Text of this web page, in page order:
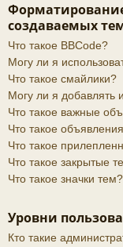
создаваемых
Что такое BBCode?
Могу ли я
Что такое смайлики?
Могу ли я добавлять
Что такое важные
Что такое
Что такое
Что такое закрытые
Что такое значки тем?
Уровни
Кто такие